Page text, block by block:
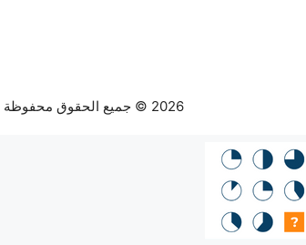
2026 © جميع الحقوق محفوظة أكاديمية نيرونت